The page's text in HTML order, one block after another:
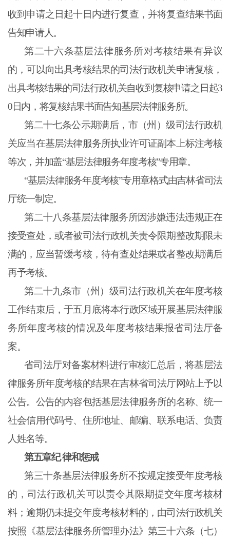
收到申请之日起十日内进行复查，并将复查结果书面
告知申请人。
第二十六条基层法律服务所对考核结果有异议
的，可以向出具考核结果的司法行政机关申请复核，
出具考核结果的司法行政机关自收到复核申请之日起3
0日内，将复核结果书面告知基层法律服务所。
第二十七条公示期满后，市（州）级司法行政机
关应当在基层法律服务所执业许可证副本上标注考核
等次，并加盖“基层法律服务年度考核”专用章。
“基层法律服务年度考核”专用章格式由吉林省司法
厅统一制定。
第二十八条基层法律服务所因涉嫌违法违规正在
接受查处，或者被司法行政机关责令限期整改期限未
满的，应当暂缓考核，待有查处结果或者整改期满后
再予考核。
第二十九条市（州）级司法行政机关在年度考核
工作结束后，于五月底将本行政区域开展基层法律服
务所年度考核的情况及年度考核结果报省司法厅备
案。
省司法厅对备案材料进行审核汇总后，将基层法
律服务所年度考核的结果在吉林省司法厅网站上予以
公告。公告的内容包括基层法律服务所的名称、统一
社会信用代码号、住所地址、邮编、联系电话、负责
人姓名等。
第五章纪 律和惩戒
第三十条基层法律服务所不按规定接受年度考核
的，司法行政机关可以责令其限期提交年度考核材
料；逾期仍未提交年度考核材料的，由司法行政机关
按照《基层法律服务所管理办法》第三十六条（七）